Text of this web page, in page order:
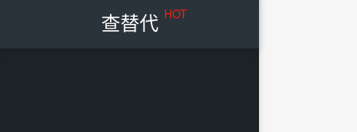
查替代 HOT